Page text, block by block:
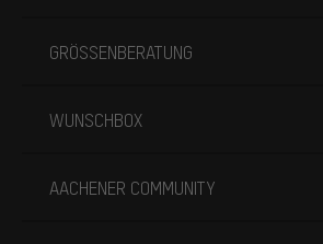
GRÖSSENBERATUNG
WUNSCHBOX
AACHENER COMMUNITY